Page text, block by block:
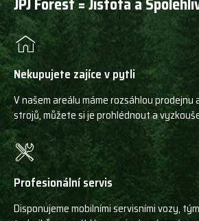
Nekupujete zajíce v pytli
V našem areálu máme rozsáhlou prodejnu
strojů, můžete si je prohlédnout a
Profesionální servis
Disponujeme mobilními servisními vozy,